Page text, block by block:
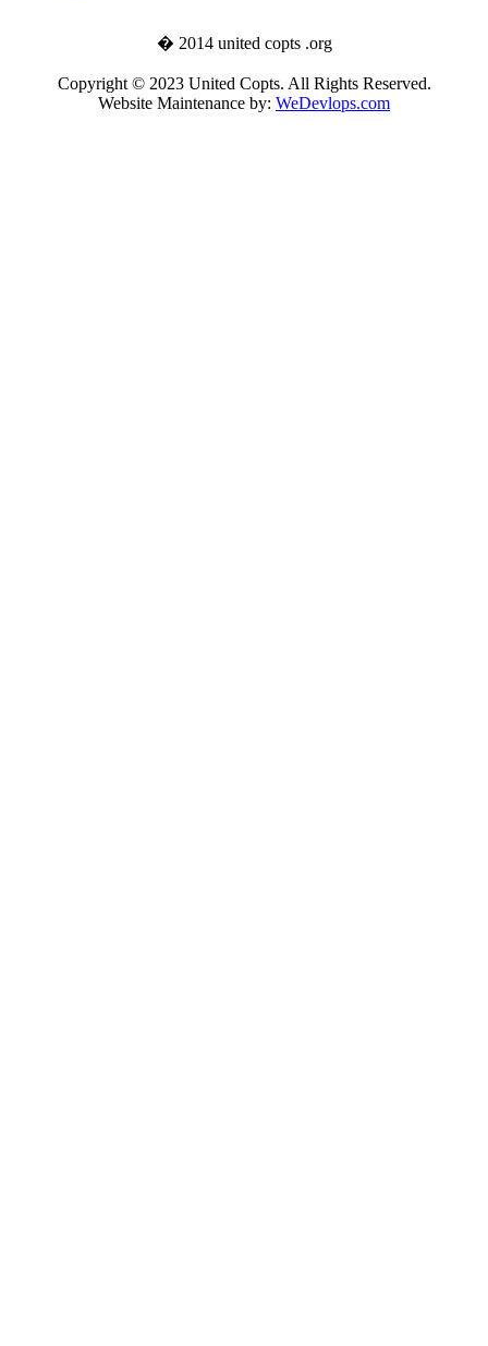
� 2014 united copts .org
Copyright © 2023 United Copts. All Rights Reserved.
Website Maintenance by: WeDevlops.com